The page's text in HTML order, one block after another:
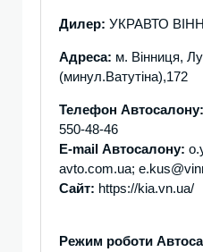
Дилер: УКРАВТО
Адреса: м. Вінниця,
(минул.Ватутіна),172
Телефон Автосалону:
550-48-46
E-mail Автосалону:
avto.com.ua;
Сайт: https://kia.vn.ua/
Режим роботи